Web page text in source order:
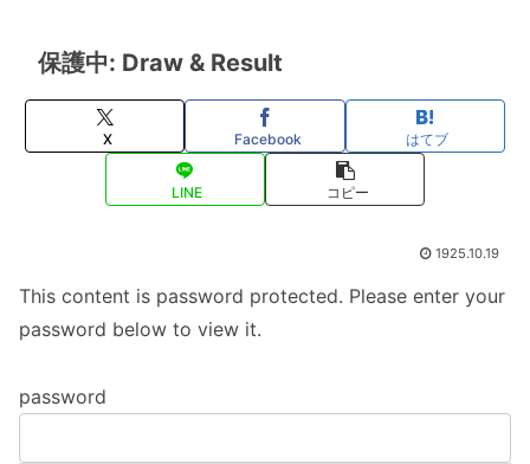
保護中: Draw & Result
X Facebook はてブ
LINE コピー
1925.10.19
This content is password protected. Please enter your
password below to view it.
password